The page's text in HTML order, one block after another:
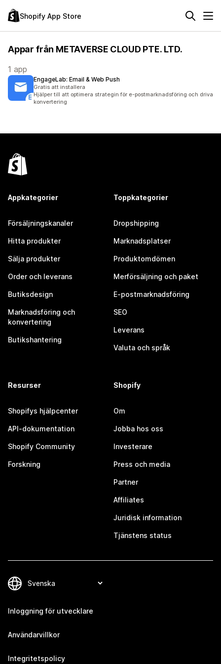
Shopify App Store
Appar från METAVERSE CLOUD PTE. LTD.
1 app
EngageLab: Email & Web Push
Gratis att installera
Hjälper till att optimera strategin för e-postmarknadsföring och driva
konvertering
Appkategorier
Försäljningskanaler
Hitta produkter
Sälja produkter
Order och leverans
Butiksdesign
Marknadsföring och
konvertering
Butikshantering
Toppkategorier
Dropshipping
Marknadsplatser
Produktomdömen
Merförsäljning och paket
E-postmarknadsföring
SEO
Leverans
Valuta och språk
Resurser
Shopifys hjälpcenter
API-dokumentation
Shopify Community
Forskning
Shopify
Om
Jobba hos oss
Investerare
Press och media
Partner
Affiliates
Juridisk information
Tjänstens status
Inloggning för utvecklare
Användarvillkor
Integritetspolicy